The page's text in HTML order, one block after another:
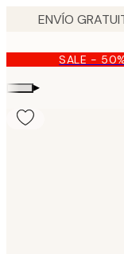
content.SALE -
▸